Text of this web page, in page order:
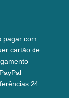
pagar com:
cartão de
PayPal
24